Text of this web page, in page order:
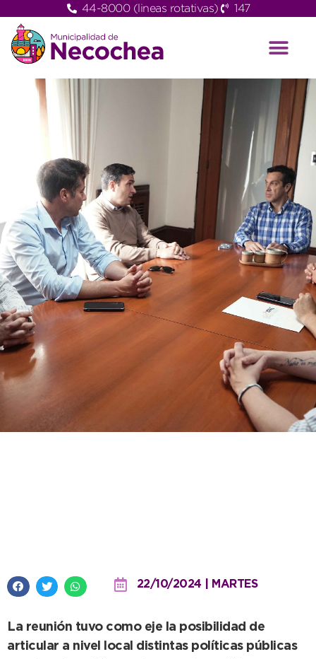
44-8000 (lineas rotativas) 147
22/10/2024 | MARTES
La reunión tuvo como eje la posibilidad de
articular a nivel local distintas políticas públicas